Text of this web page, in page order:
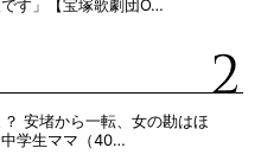
す」【宝塚歌劇団O…
安堵から一転、女の勘はほ
学生ママ（40…